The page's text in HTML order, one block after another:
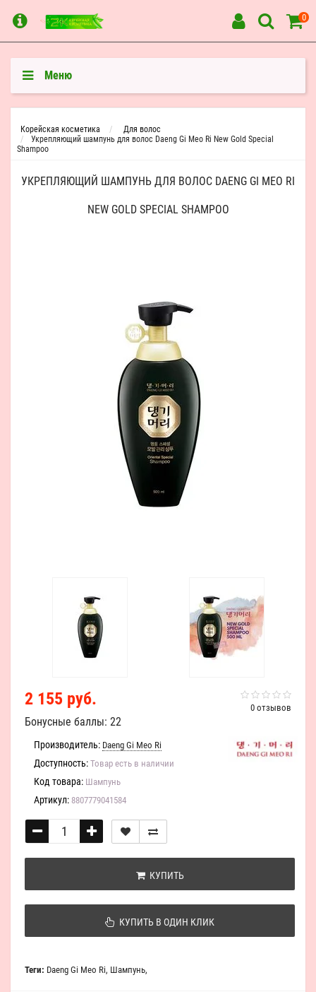
0
Меню
Корейская косметика
Для волос
Укрепляющий шампунь для волос Daeng Gi Meo Ri New Gold Special
Shampoo
УКРЕПЛЯЮЩИЙ ШАМПУНЬ ДЛЯ ВОЛОС DAENG GI MEO RI
NEW GOLD SPECIAL SHAMPOO
0 отзывов
2 155 руб.
Бонусные баллы: 22
Производитель: Daeng Gi Meo Ri
Доступность: Товар есть в наличии
Код товара: Шампунь
Артикул: 8807779041584
КУПИТЬ
КУПИТЬ В ОДИН КЛИК
Теги: Daeng Gi Meo Ri, Шампунь,